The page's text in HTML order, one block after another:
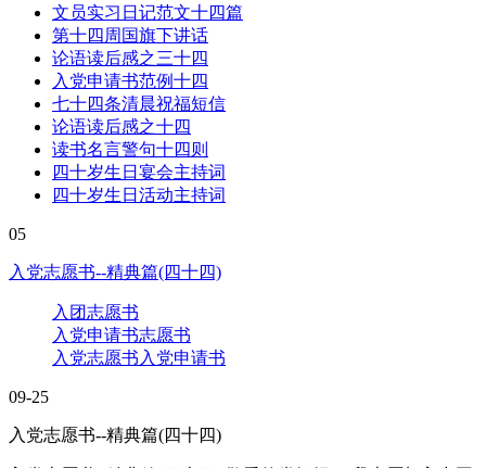
文员实习日记范文十四篇
第十四周国旗下讲话
论语读后感之三十四
入党申请书范例十四
七十四条清晨祝福短信
论语读后感之十四
读书名言警句十四则
四十岁生日宴会主持词
四十岁生日活动主持词
05
入党志愿书--精典篇(四十四)
入团志愿书
入党申请书志愿书
入党志愿书入党申请书
09-25
入党志愿书--精典篇(四十四)